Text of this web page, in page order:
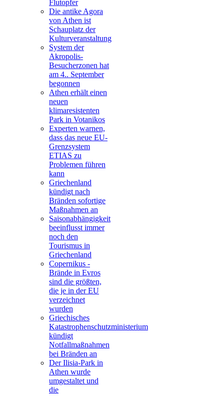
Flutopfer
Die antike Agora
von Athen ist
Schauplatz der
Kulturveranstaltung
System der
Akropolis-
Besucherzonen hat
am 4.. September
begonnen
Athen erhält einen
neuen
klimaresistenten
Park in Votanikos
Experten warnen,
dass das neue EU-
Grenzsystem
ETIAS zu
Problemen führen
kann
Griechenland
kündigt nach
Bränden sofortige
Maßnahmen an
Saisonabhängigkeit
beeinflusst immer
noch den
Tourismus in
Griechenland
Copernikus -
Brände in Evros
sind die größten,
die je in der EU
verzeichnet
wurden
Griechisches
Katastrophenschutzministerium
kündigt
Notfallmaßnahmen
bei Bränden an
Der Ilisia-Park in
Athen wurde
umgestaltet und
die